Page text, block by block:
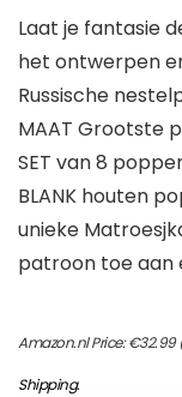
Laat je fantasie
het ontwerpen
Russische
MAAT Grootste
SET van 8
BLANK houten
unieke
patroon toe aan
Amazon.nl Price:€32.99
Shipping.